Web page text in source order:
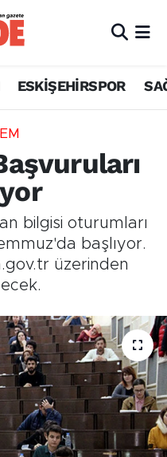
ESKİŞEHİRSPOR
bilgisi oturumları
başlıyor.
üzerinden